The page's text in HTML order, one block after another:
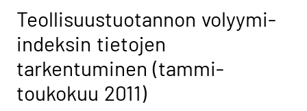
Teollisuustuotannon volyymi-
indeksin tietojen
tarkentuminen (tammi-
toukokuu 2011)